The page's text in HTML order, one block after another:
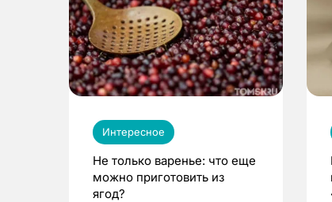
Интересное
Не только варенье: что еще
можно приготовить из
ягод?